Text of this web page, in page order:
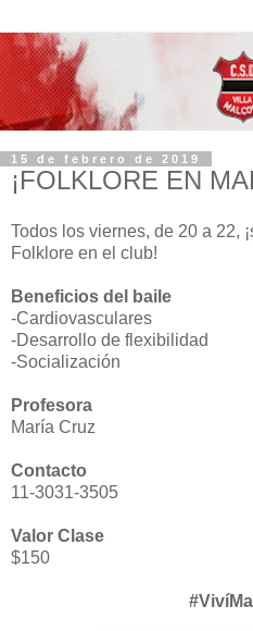
15 de febrero de 2019
¡FOLKLORE EN
Todos los viernes, de 20 a 22,
Folklore en el club!
Beneficios del baile
-Cardiovasculares
-Desarrollo de flexibilidad
-Socialización
Profesora
María Cruz
Contacto
11-3031-3505
Valor Clase
$150